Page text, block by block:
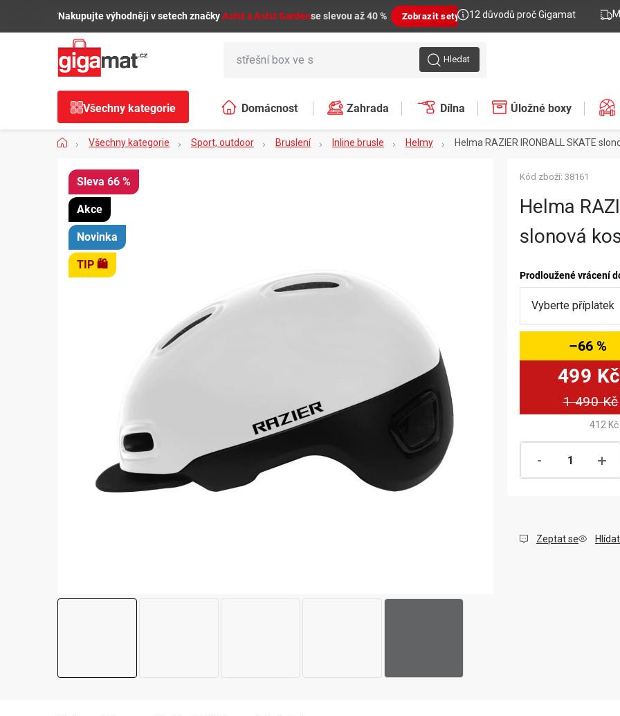
🌿Nakupujte výhodněji v setech značkyAsist a Asist Gardense slevou až 40 % Zobrazit sety 12 důvodů proč Gigamat
Hledat
Všechny kategorie Domácnost Zahrada Dílna Úložné boxy
DomůVšechny kategorie Sport, outdoor Bruslení Inline brusle Helmy Helma RAZIER IRONBALL SKATE
Helma
slonová
Prodloužené vrácení
1 490 Kč
–66 %
499 Kč
412 Kč
Kód zboží: 38161
Zeptat se Hlídat
66 %
Akce
Novinka
TIP 🛍️